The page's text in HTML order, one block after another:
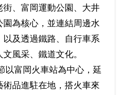
街、富岡運動公園、大井
為核心，並連結周邊水
及透過鐵路、自行車系
風采、鐵道文化。
以富岡火車站為中心，延
品進駐在地，搭火車來